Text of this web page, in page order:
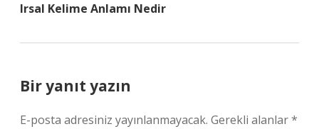
Irsal Kelime Anlamı Nedir
Bir yanıt yazın
E-posta adresiniz yayınlanmayacak. Gerekli alanlar*